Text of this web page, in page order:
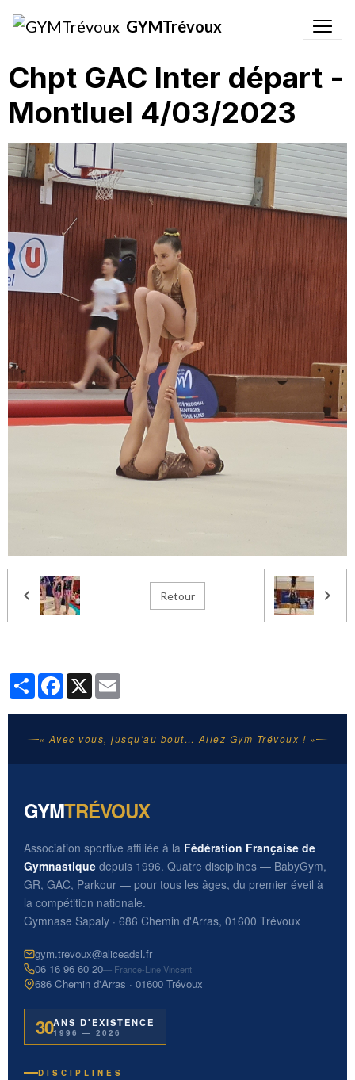
GYMTrévoux
Chpt GAC Inter départ -
Montluel 4/03/2023
Retour
PartagerFacebook
X
« Avec vous, jusqu'au bout… Allez Gym Trévoux ! »
GYMTRÉVOUX
Association sportive affiliée à la Fédération Française de
Gymnastique depuis 1996. Quatre disciplines — BabyGym,
GR, GAC, Parkour — pour tous les âges, du premier éveil à
la compétition nationale.
Gymnase Sapaly · 686 Chemin d'Arras, 01600 Trévoux
gym.trevoux@aliceadsl.fr
06 16 96 60 20— France-Line Vincent
686 Chemin d'Arras · 01600 Trévoux
30ANS D'EXISTENCE
1996 — 2026
DISCIPLINES